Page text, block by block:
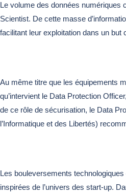
Le volume des données numériques
Scientist. De cette masse
facilitant leur exploitation dans un but
Au même titre que les équipements
qu’intervient le Data Protection
de ce rôle de sécurisation, le Data
l’Informatique et des Libertés)
Les bouleversements
inspirées de l’univers des start-up.